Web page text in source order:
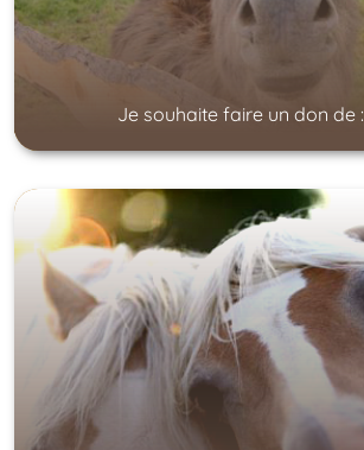
Je souhaite faire un don de :